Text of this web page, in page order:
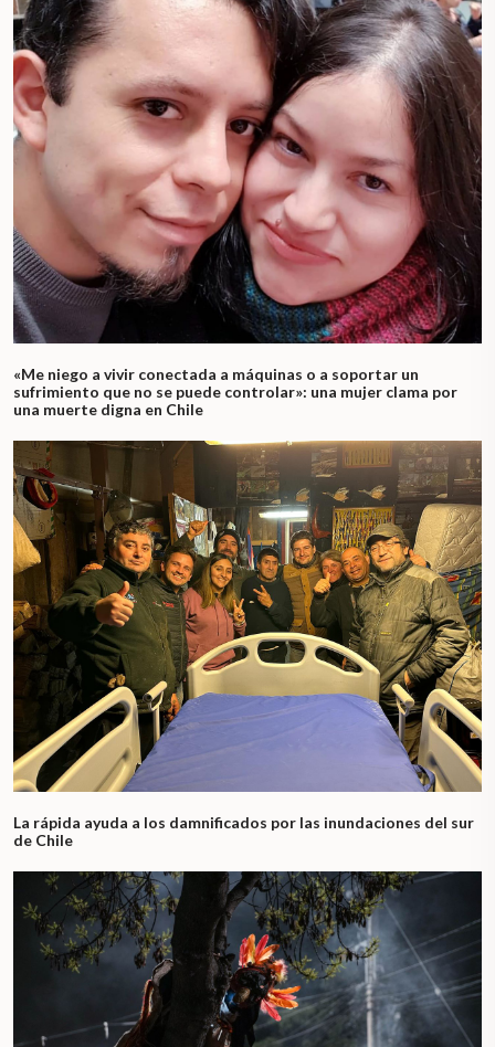
«Me niego a vivir conectada a máquinas o a soportar un
sufrimiento que no se puede controlar»: una mujer clama por
una muerte digna en Chile
La rápida ayuda a los damnificados por las inundaciones del sur
de Chile